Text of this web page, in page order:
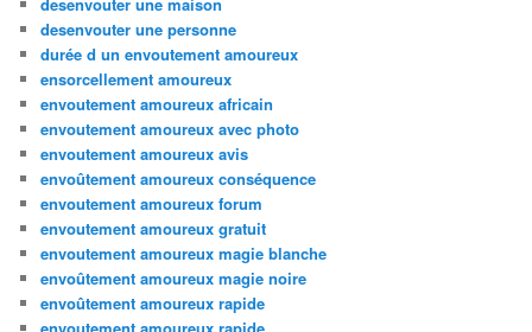
desenvouter une personne
durée d un envoutement amoureux
ensorcellement amoureux
envoutement amoureux africain
envoutement amoureux avec photo
envoutement amoureux avis
envoûtement amoureux conséquence
envoutement amoureux forum
envoutement amoureux gratuit
envoutement amoureux magie blanche
envoûtement amoureux magie noire
envoûtement amoureux rapide